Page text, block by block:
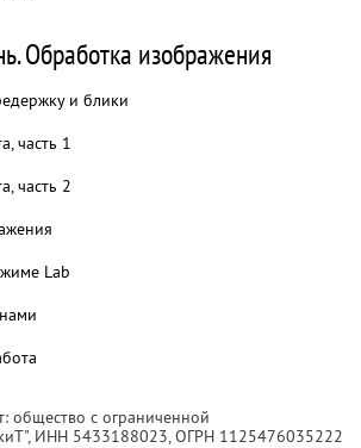
Обработка изображения
и блики
часть 1
часть 2
Lab
общество с ограниченной
ИНН 5433188023, ОГРН 1125476035222